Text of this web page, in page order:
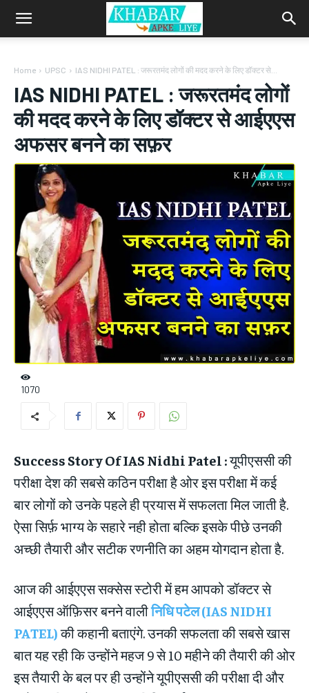
Home UPSC IAS NIDHI PATEL : जरूरतमंद लोगों की मदद करने के लिए डॉक्टर से...
IAS NIDHI PATEL : जरूरतमंद लोगों
की मदद करने के लिए डॉक्टर से आईएएस
अफसर बनने का सफ़र
1070
Success Story Of IAS Nidhi Patel :यूपीएससी की
परीक्षा देश की सबसे कठिन परीक्षा है ओर इस परीक्षा में कई
बार लोगों को उनके पहले ही प्रयास में सफलता मिल जाती है.
ऐसा सिर्फ़ भाग्य के सहारे नही होता बल्कि इसके पीछे उनकी
अच्छी तैयारी और सटीक रणनीति का अहम योगदान होता है.
आज की आईएएस सक्सेस स्टोरी में हम आपको डॉक्टर से
आईएएस ऑफ़िसर बनने वालीनिधि पटेल (IAS NIDHI
PATEL)की कहानी बताएंगे. उनकी सफलता की सबसे खास
बात यह रही कि उन्होंने महज 9 से 10 महीने की तैयारी की ओर
इस तैयारी के बल पर ही उन्होंने यूपीएससी की परीक्षा दी और